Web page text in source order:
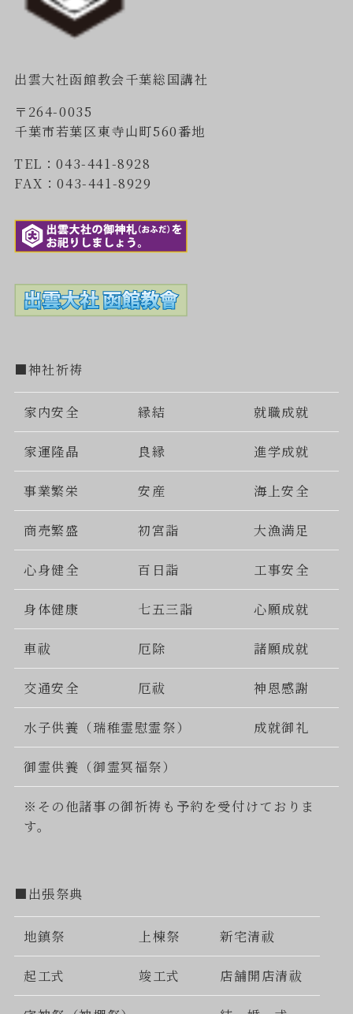
出雲大社函館教会千葉総国講社
〒264-0035
千葉市若葉区東寺山町560番地
TEL：043-441-8928
FAX：043-441-8929
■神社祈祷
家内安全 縁結 就職成就
家運隆晶 良縁 進学成就
事業繁栄 安産 海上安全
商売繁盛 初宮詣 大漁満足
心身健全 百日詣 工事安全
身体健康 七五三詣 心願成就
車祓 厄除 諸願成就
交通安全 厄祓 神恩感謝
水子供養（瑞稚霊慰霊祭） 成就御礼
御霊供養（御霊冥福祭）
※その他諸事の御祈祷も予約を受付けておりま
す。
■出張祭典
地鎮祭 上棟祭 新宅清祓
起工式 竣工式 店舗開店清祓